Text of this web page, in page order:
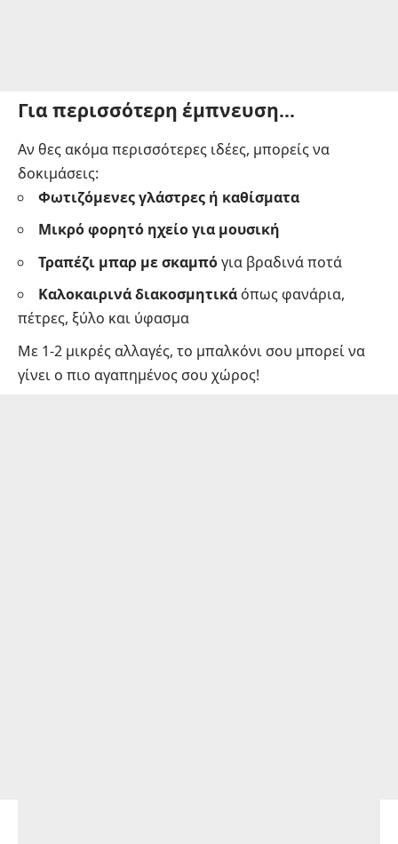
Για περισσότερη έμπνευση…
Αν θες ακόμα περισσότερες ιδέες, μπορείς να
δοκιμάσεις:
Φωτιζόμενες γλάστρες ή καθίσματα
Μικρό φορητό ηχείο για μουσική
Τραπέζι μπαρ με σκαμπόγια βραδινά ποτά
Καλοκαιρινά διακοσμητικά όπως φανάρια,
πέτρες, ξύλο και ύφασμα
Με 1-2 μικρές αλλαγές, το μπαλκόνι σου μπορεί να
γίνει ο πιο αγαπημένος σου χώρος!